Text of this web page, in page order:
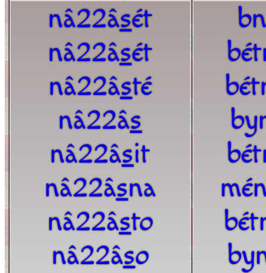
nâ22âsét
nâ22âsét
nâ22âsté
nâ22âs
nâ22âsit
nâ22âsna
nâ22âsto
nâ22âso